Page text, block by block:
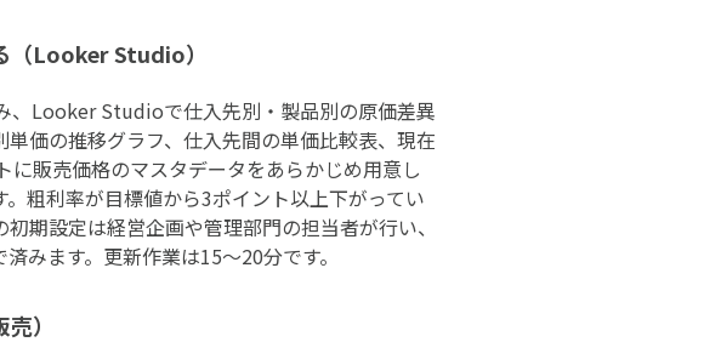
（Looker Studio）
、Looker Studioで仕入先別・製品別の原価差異
価の推移グラフ、仕入先間の単価比較表、現在
販売価格のマスタデータをあらかじめ用意し
粗利率が目標値から3ポイント以上下がってい
期設定は経営企画や管理部門の担当者が行い、
みます。更新作業は15〜20分です。
）